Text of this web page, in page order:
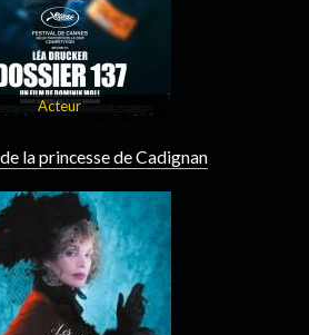
Acteur
la princesse de Cadignan